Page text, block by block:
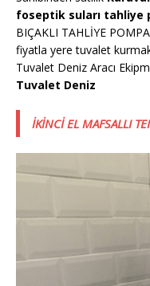
foseptik suları tahliye
BIÇAKLI TAHLİYE
fiyatla yere tuvalet
Tuvalet Deniz Aracı
Tuvalet Deniz
İKİNCİ EL MAFSALLI